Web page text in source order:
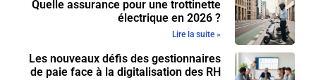
Quelle assurance pour une trottinette
électrique en 2026 ?
Lire la suite »
Les nouveaux défis des gestionnaires
de paie face à la digitalisation des RH